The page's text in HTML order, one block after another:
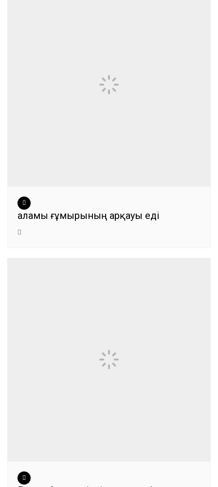
Қаламы ғұмырының арқауы еді